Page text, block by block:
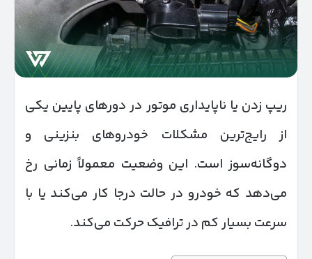
ریپ زدن یا ناپایداری موتور در دورهای پایین یکی
از رایج‌ترین مشکلات خودروهای بنزینی و
دوگانه‌سوز است. این وضعیت معمولاً زمانی رخ
می‌دهد که خودرو در حالت درجا کار می‌کند یا با
سرعت بسیار کم در ترافیک حرکت می‌کند.